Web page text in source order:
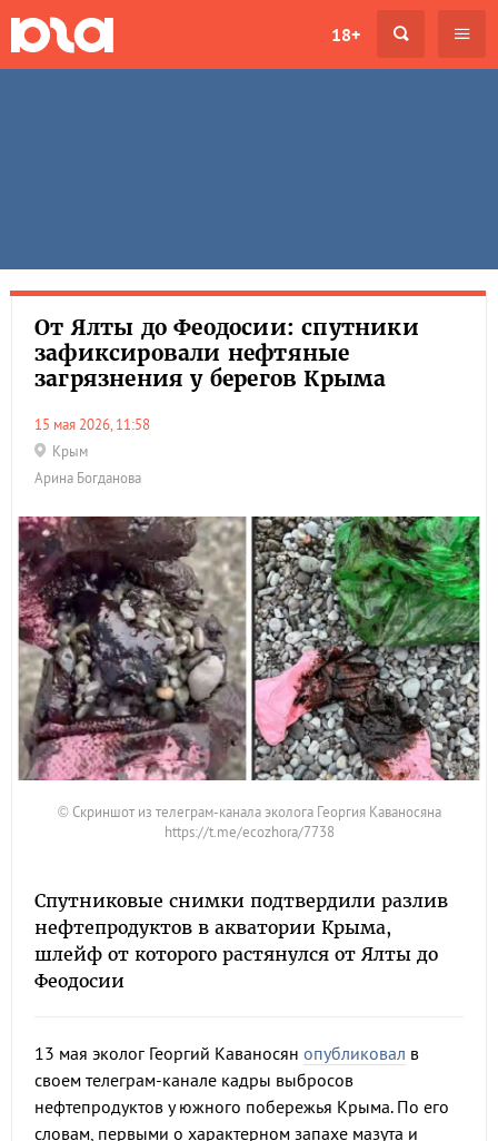
18+
От Ялты до Феодосии: спутники
зафиксировали нефтяные
загрязнения у берегов Крыма
15 мая 2026, 11:58
Крым
Арина Богданова
© Скриншот из телеграм-канала эколога Георгия Каваносяна
https://t.me/ecozhora/7738
Спутниковые снимки подтвердили разлив
нефтепродуктов в акватории Крыма,
шлейф от которого растянулся от Ялты до
Феодосии
13 мая эколог Георгий Каваносян опубликовал в
своем телеграм-канале кадры выбросов
нефтепродуктов у южного побережья Крыма. По его
словам, первыми о характерном запахе мазута и